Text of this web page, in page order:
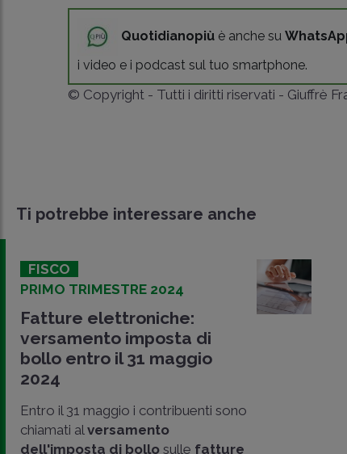
Quotidianopiù è anche su
i video e i podcast sul tuo smartphone.
© Copyright - Tutti i diritti riservati - Giuffrè
Ti potrebbe interessare anche
FISCO
PRIMO TRIMESTRE 2024
Fatture elettroniche:
versamento imposta di
bollo entro il 31 maggio
2024
Entro il 31 maggio i contribuenti sono
chiamati alversamento
dell'imposta di bollo sulle fatture